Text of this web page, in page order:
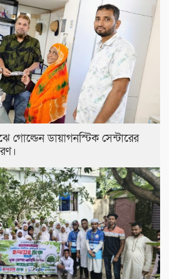
গোল্ডেন ডায়াগনস্টিক সেন্টারের